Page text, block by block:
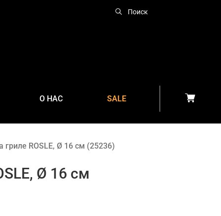
УЛИЧНЫЙ ГАЗОВЫЙ
О НАС SALE
ROSLE, Ø 16 см (25236)
Ø 16 см